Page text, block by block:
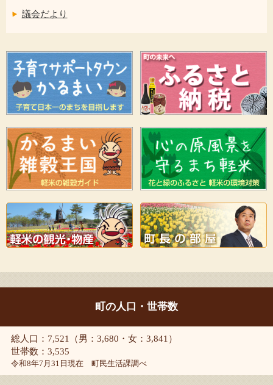
議会だより
町の人口・世帯数
総人口：7,521（男：3,680・女：3,841）
世帯数：3,535
令和8年7月31日現在 町民生活課調べ